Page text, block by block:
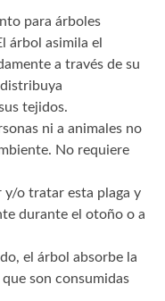
para árboles
árbol asimila el
a través de su
tejidos.
ni a animales no
No requiere
y/o tratar esta plaga y
durante el otoño o a
el árbol absorbe la
son consumidas